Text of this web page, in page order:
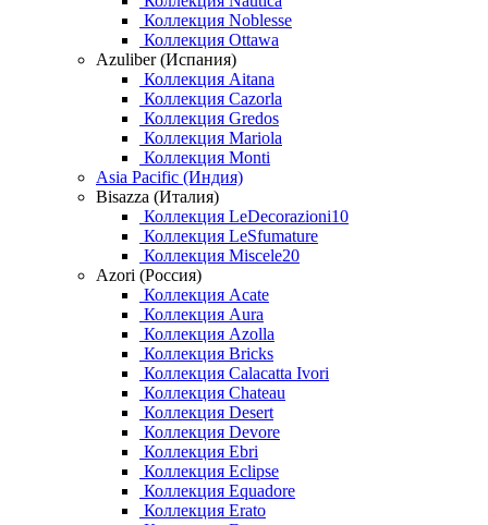
Коллекция Noblesse
Коллекция Ottawa
Azuliber (Испания)
Коллекция Aitana
Коллекция Cazorla
Коллекция Gredos
Коллекция Mariola
Коллекция Monti
Asia Pacific (Индия)
Bisazza (Италия)
Коллекция LeDecorazioni10
Коллекция LeSfumature
Коллекция Miscele20
Azori (Россия)
Коллекция Acate
Коллекция Aura
Коллекция Azolla
Коллекция Bricks
Коллекция Calacatta Ivori
Коллекция Chateau
Коллекция Desert
Коллекция Devore
Коллекция Ebri
Коллекция Eclipse
Коллекция Equadore
Коллекция Erato